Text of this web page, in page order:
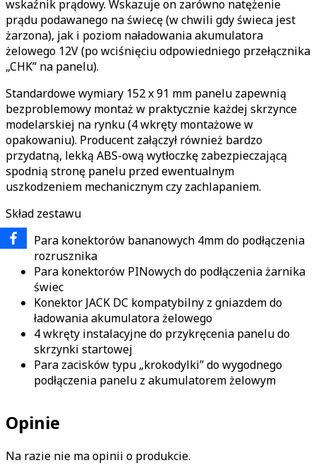
wskaźnik prądowy. Wskazuje on zarówno natężenie
prądu podawanego na świecę (w chwili gdy świeca jest
żarzona), jak i poziom naładowania akumulatora
żelowego 12V (po wciśnięciu odpowiedniego przełącznika
„CHK” na panelu).
Standardowe wymiary 152 x 91 mm panelu zapewnią
bezproblemowy montaż w praktycznie każdej skrzynce
modelarskiej na rynku (4 wkręty montażowe w
opakowaniu). Producent załączył również bardzo
przydatną, lekką ABS-ową wytłoczkę zabezpieczającą
spodnią stronę panelu przed ewentualnym
uszkodzeniem mechanicznym czy zachlapaniem.
Skład zestawu
Para konektorów bananowych 4mm do podłączenia
rozrusznika
Para konektorów PINowych do podłączenia żarnika
świec
Konektor JACK DC kompatybilny z gniazdem do
ładowania akumulatora żelowego
4 wkręty instalacyjne do przykręcenia panelu do
skrzynki startowej
Para zacisków typu „krokodylki” do wygodnego
podłączenia panelu z akumulatorem żelowym
Opinie
Na razie nie ma opinii o produkcie.